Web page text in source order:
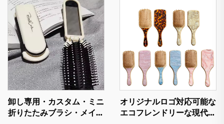
ハブラシ
卸し専用・カスタム・ミニ
折りたたみブラシ・メイク
オリジナルロゴ対応可能な
エコフレンドリーな現代的